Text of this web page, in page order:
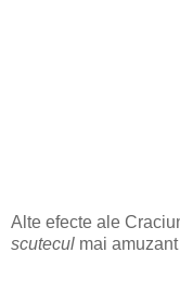
Alte efecte ale
scutecul mai